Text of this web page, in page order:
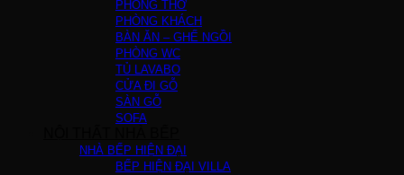
PHÒNG THỜ
PHÒNG KHÁCH
BÀN ĂN – GHẾ NGỒI
PHÒNG WC
TỦ LAVABO
CỬA ĐI GỖ
SÀN GỖ
SOFA
NHÀ BẾP HIỆN ĐẠI
BẾP HIỆN ĐẠI VILLA